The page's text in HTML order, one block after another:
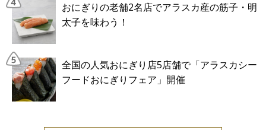
おにぎりの老舗2名店でアラスカ産の筋子・明
太子を味わう！
全国の人気おにぎり店5店舗で「アラスカシー
フードおにぎりフェア」開催